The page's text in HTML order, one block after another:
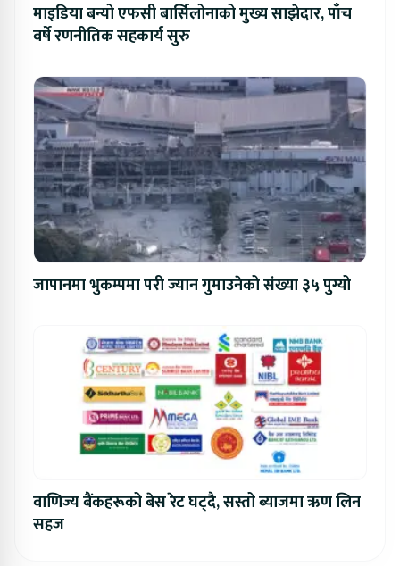
माइडिया बन्यो एफसी बार्सिलोनाको मुख्य साझेदार, पाँच
वर्षे रणनीतिक सहकार्य सुरु
जापानमा भुकम्पमा परी ज्यान गुमाउनेको संख्या ३५ पुग्यो
वाणिज्य बैंकहरूको बेस रेट घट्दै, सस्तो ब्याजमा ऋण लिन
सहज